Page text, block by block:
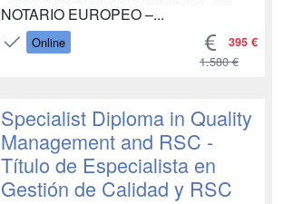
NOTARIO EUROPEO –...
Online 395 €
1.580 €
Specialist Diploma in Quality
Management and RSC -
Título de Especialista en
Gestión de Calidad y RSC